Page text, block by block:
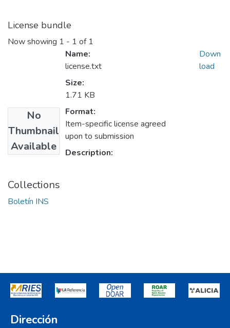
License bundle
Now showing 1 - 1 of 1
No
Thumbnail
Available
Name:
license.txt
Size:
1.71 KB
Format:
Item-specific license agreed
upon to submission
Description:
Down
load
Collections
Boletín INS
Dirección